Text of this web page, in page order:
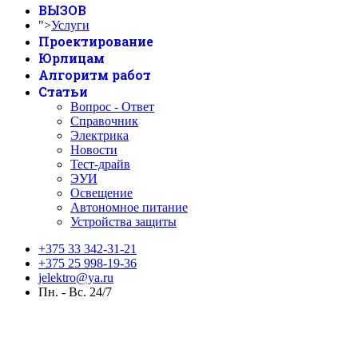
ВЫЗОВ
">Услуги
Проектирование
Юрлицам
Алгоритм работ
Статьи
Вопрос - Ответ
Справочник
Электрика
Новости
Тест-драйв
ЭУИ
Освещение
Автономное питание
Устройства защиты
+375 33 342-31-21
+375 25 998-19-36
jelektro@ya.ru
Пн. - Вс. 24/7